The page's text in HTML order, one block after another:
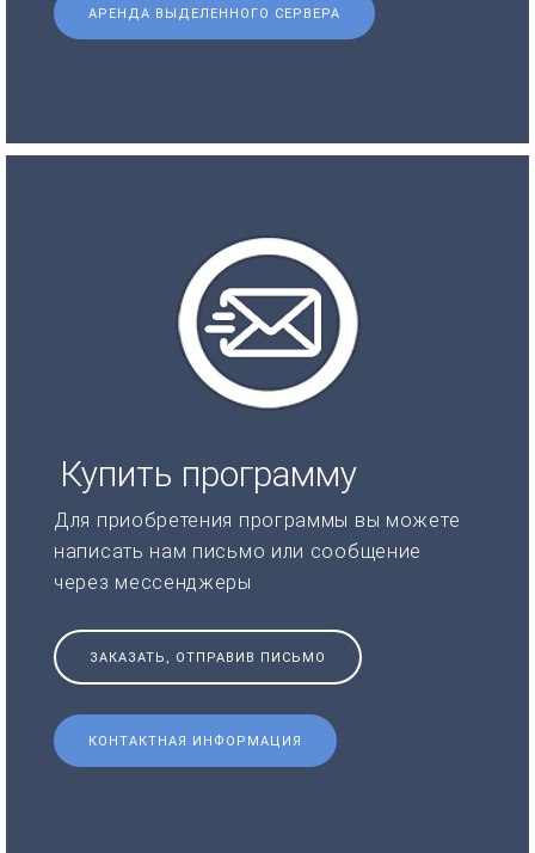
АРЕНДА ВЫДЕЛЕННОГО СЕРВЕРА
Купить программу
Для приобретения программы вы можете
написать нам письмо или сообщение
через мессенджеры
ЗАКАЗАТЬ, ОТПРАВИВ ПИСЬМО
КОНТАКТНАЯ ИНФОРМАЦИЯ